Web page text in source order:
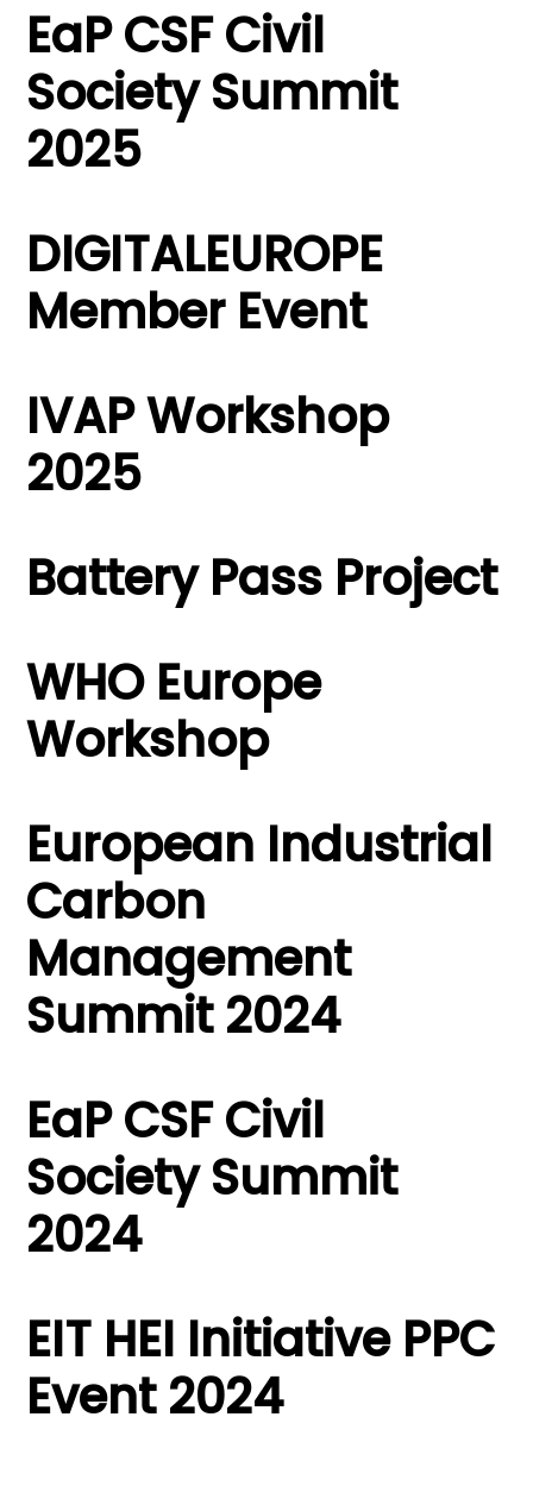
EaP CSF Civil
Society Summit
2025
DIGITALEUROPE
Member Event
IVAP Workshop
2025
Battery Pass Project
WHO Europe
Workshop
European Industrial
Carbon
Management
Summit 2024
EaP CSF Civil
Society Summit
2024
EIT HEI Initiative PPC
Event 2024